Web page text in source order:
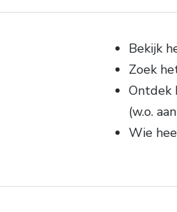
Bekijk
Zoek
Ontdek
(w.o.
Wie